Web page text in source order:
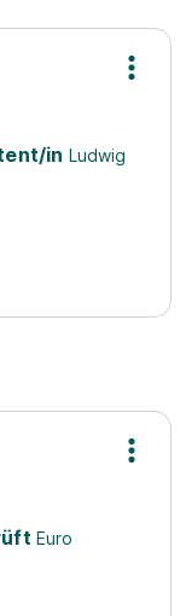
in Ludwig
Euro